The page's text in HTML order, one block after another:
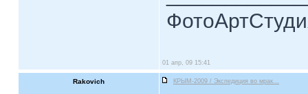
01 апр, 09 15:41
Rakovich КРЫМ-2009 / Экспедиция во мрак...